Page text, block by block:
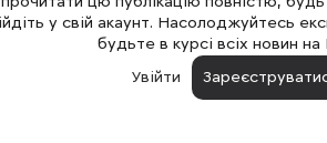
у свій акаунт. Насолоджуйтесь
будьте в курсі всіх новин на
Увійти